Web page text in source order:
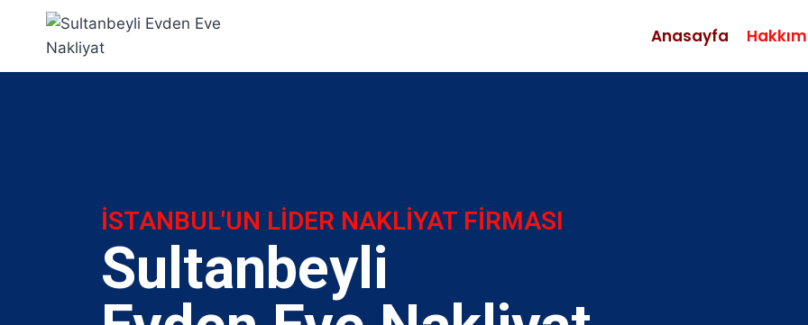
Anasayfa
İSTANBUL'UN LİDER NAKLİYAT FİRMASI
Sultanbeyli